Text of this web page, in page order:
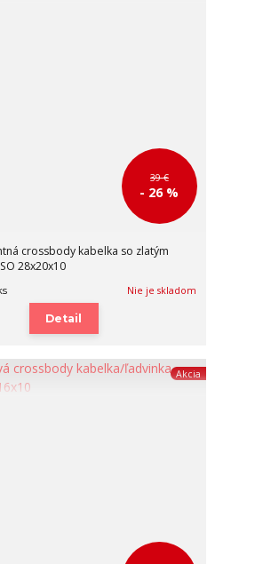
39 €
- 26 %
crossbody kabelka so zlatým
28x20x10
Nie je skladom
Detail
Akcia